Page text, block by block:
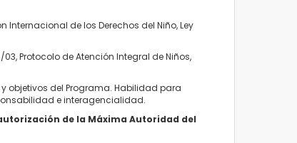
de los Derechos del Niño, Ley
03, Protocolo de Atención Integral de Niños,
objetivos del Programa. Habilidad para
e interagencialidad.
de la Máxima Autoridad del